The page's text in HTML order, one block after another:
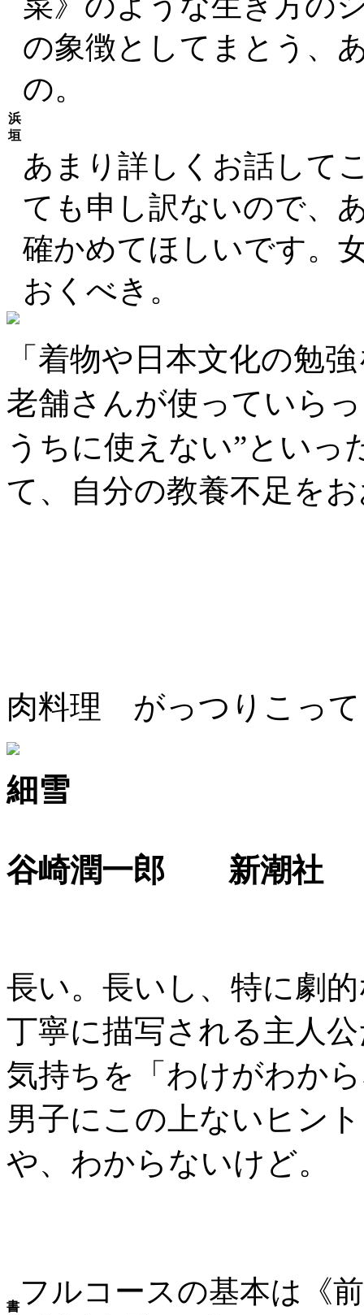
浜
垣
の象徴としてまとう、
の。
あまり詳しくお話して
ても申し訳ないので、
確かめてほしいです。
おくべき。
「着物や日本文化の勉
老舗さんが使っていら
うちに使えない”とい
て、自分の教養不足を
肉料理 がっつりこって
細雪
谷崎潤一郎 新潮社
長い。長いし、特に劇
丁寧に描写される主人
気持ちを「わけがわか
男子にこの上ないヒン
や、わからないけど。
書 フルコースの基本は《